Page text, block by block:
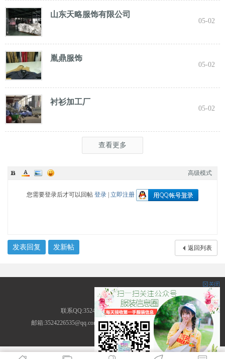
山东天略服饰有限公司
05-02
胤鼎服饰
05-02
衬衫加工厂
05-02
查看更多
高级模式
您需要登录后才可以回帖 登录 立即注册
发表回复 发新帖 返回列表
服装圈
联系QQ:3524226535 地址:广东省广州市
邮箱:3524226535@qq.com ICP备案号: ( 粤ICP备14013786号-2)